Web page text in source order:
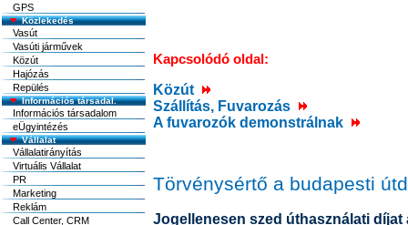
GPS
Közlekedés
Vasút
Vasúti járművek
Közút
Hajózás
Repülés
Információs társadal.
Információs társadalom
eÜgyintézés
Vállalat
Vállalatirányítás
Virtuális Vállalat
PR
Marketing
Reklám
Call Center, CRM
Kapcsolódó oldal:
Közút
Szállítás, Fuvarozás
A fuvarozók demonstrálnak
Törvénysértő a budapesti
Jogellenesen szed úthasználati díjat